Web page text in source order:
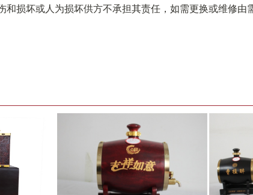
和损坏或人为损坏供方不承担其责任，如需更换或维修由